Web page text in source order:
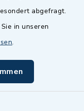
abgefragt.
in unseren
.